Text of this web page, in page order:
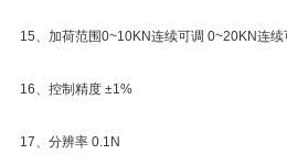
15、加荷范围0~10KN连续可调 0~20KN连续
16、控制精度 ±1%
17、分辨率 0.1N